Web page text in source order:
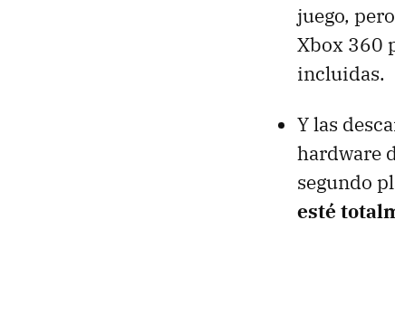
juego,
Xbox 360
incluidas.
Y las
hardware
segundo
esté